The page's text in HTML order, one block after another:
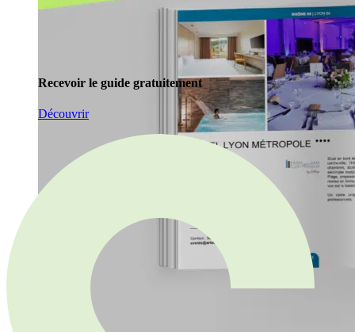
Recevoir le guide gratuitement
Découvrir